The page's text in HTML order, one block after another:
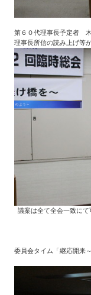
第６０代理事長予定者
理事長所信の読み上げ等
議案は全て全会一致にて
委員会タイム「継応開来